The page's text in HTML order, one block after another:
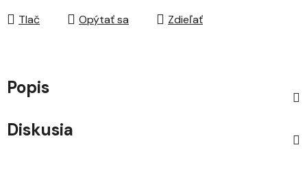
Tlač Opýtať sa Zdieľať
Popis
Diskusia